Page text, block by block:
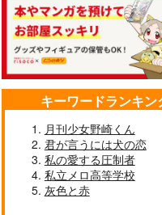
キーワードランキ
月刊少女野崎くん
君が言うには犬の恋
私の愛する圧制者
私立メロ高等学校
灰色と赤